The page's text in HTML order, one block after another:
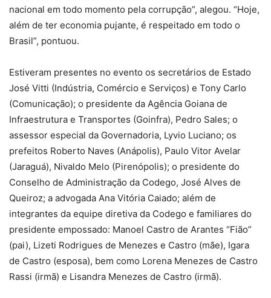
nacional em todo momento pela corrupção”, alegou. “Hoje,
além de ter economia pujante, é respeitado em todo o
Brasil”, pontuou.
Estiveram presentes no evento os secretários de Estado
José Vitti (Indústria, Comércio e Serviços) e Tony Carlo
(Comunicação); o presidente da Agência Goiana de
Infraestrutura e Transportes (Goinfra), Pedro Sales; o
assessor especial da Governadoria, Lyvio Luciano; os
prefeitos Roberto Naves (Anápolis), Paulo Vitor Avelar
(Jaraguá), Nivaldo Melo (Pirenópolis); o presidente do
Conselho de Administração da Codego, José Alves de
Queiroz; a advogada Ana Vitória Caiado; além de
integrantes da equipe diretiva da Codego e familiares do
presidente empossado: Manoel Castro de Arantes “Fião”
(pai), Lizeti Rodrigues de Menezes e Castro (mãe), Igara
de Castro (esposa), bem como Lorena Menezes de Castro
Rassi (irmã) e Lisandra Menezes de Castro (irmã).